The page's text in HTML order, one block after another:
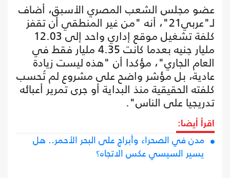
عضو مجلس الشعب المصري الأسبق، أضاف
لـ"عربي21"، أنه "من غير المنطقي أن تقفز
كلفة تشغيل موقع إداري واحد إلى 12.03
مليار جنيه بعدما كانت 4.35 مليار فقط في
العام الجاري"، مؤكدا أن "هذه ليست زيادة
عادية، بل مؤشر واضح على مشروع لم تُحسب
كلفته الحقيقية منذ البداية أو جرى تمرير أعبائه
تدريجيا على الناس".
اقرأ أيضا:
مدن في الصحراء وأبراج على البحر الأحمر.. هل
يسير السيسي عكس الاتجاه؟